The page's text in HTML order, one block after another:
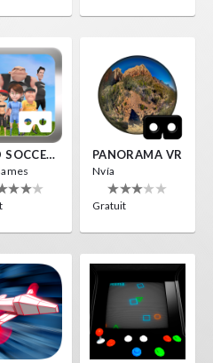
HEAD SOCCER VR PANORAMA VR
Nvía
Gratuit